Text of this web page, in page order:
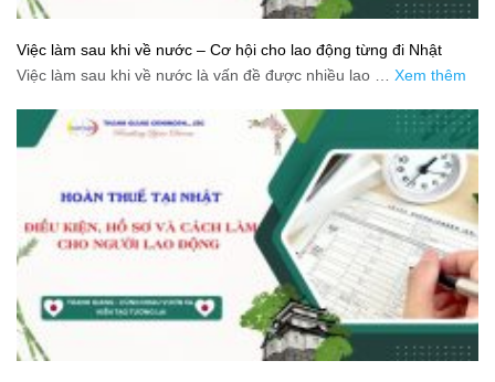
Việc làm sau khi về nước – Cơ hội cho lao động từng đi Nhật
Việc làm sau khi về nước là vấn đề được nhiều lao … Xem thêm